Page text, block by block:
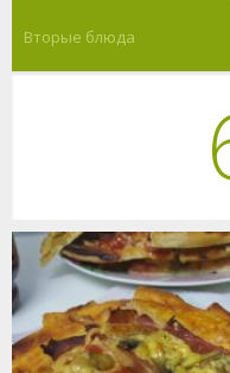
Вторые блюда